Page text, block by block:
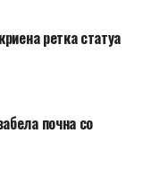
ретка статуа
почна со